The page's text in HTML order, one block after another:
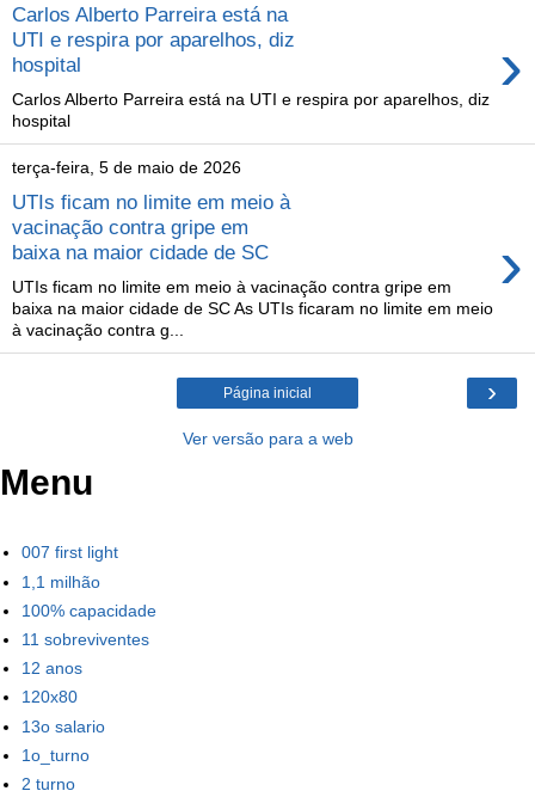
Carlos Alberto Parreira está na
UTI e respira por aparelhos, diz
hospital
›
Carlos Alberto Parreira está na UTI e respira por aparelhos, diz
hospital
terça-feira, 5 de maio de 2026
UTIs ficam no limite em meio à
vacinação contra gripe em
baixa na maior cidade de SC
›
UTIs ficam no limite em meio à vacinação contra gripe em
baixa na maior cidade de SC As UTIs ficaram no limite em meio
à vacinação contra g...
›
Página inicial
Ver versão para a web
Menu
007 first light
1,1 milhão
100% capacidade
11 sobreviventes
12 anos
120x80
13o salario
1o_turno
2 turno